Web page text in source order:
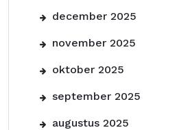
december 2025
november 2025
oktober 2025
september 2025
augustus 2025